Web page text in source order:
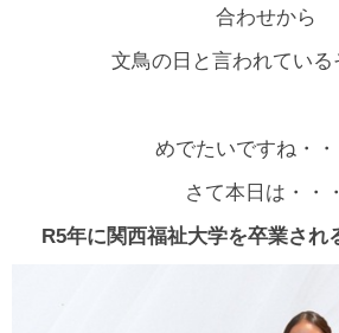
合わせから
文鳥の日と言われている
めでたいですね・
さて本日は・・・
R5年に関西福祉大学を卒業され